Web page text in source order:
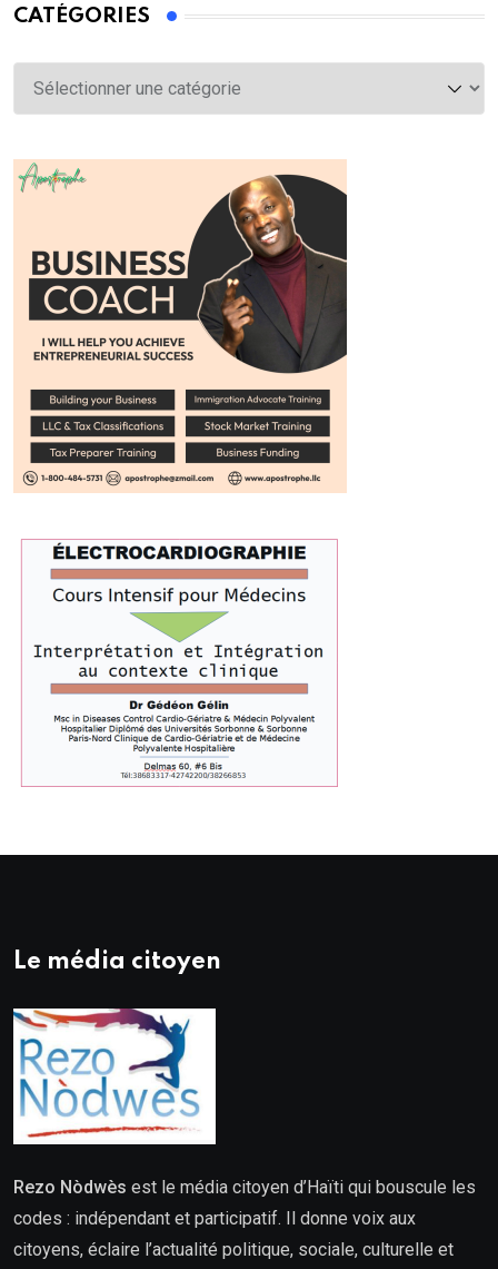
CATÉGORIES
Catégories
Le média citoyen
Rezo Nòdwès est le média citoyen d’Haïti qui bouscule les
codes : indépendant et participatif. Il donne voix aux
citoyens, éclaire l’actualité politique, sociale, culturelle et